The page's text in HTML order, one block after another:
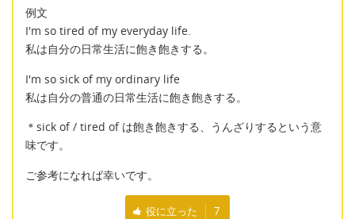
例文
I'm so tired of my everyday life.
私は自分の日常生活に飽き飽きする。
I'm so sick of my ordinary life
私は自分の普通の日常生活に飽き飽きする。
＊sick of / tired of は飽き飽きする、うんざりするという意
味です。
ご参考になれば幸いです。
役に立った 7